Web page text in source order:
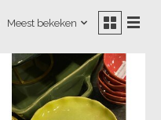
Meest bekeken